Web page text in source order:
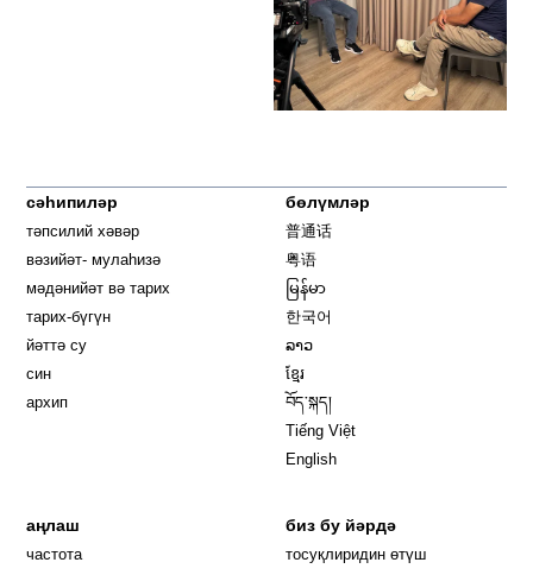
сәһипиләр
тәпсилий хәвәр
вәзийәт- мулаһизә
мәдәнийәт вә тарих
тарих-бүгүн
йәттә су
син
архип
бөлүмләр
普通话
粤语
မြန်မာ
한국어
ລາວ
ខ្មែរ
བོད་སྐད།
Tiếng Việt
English
аңлаш
частота
биз бу йәрдә
тосуқлиридин өтүш